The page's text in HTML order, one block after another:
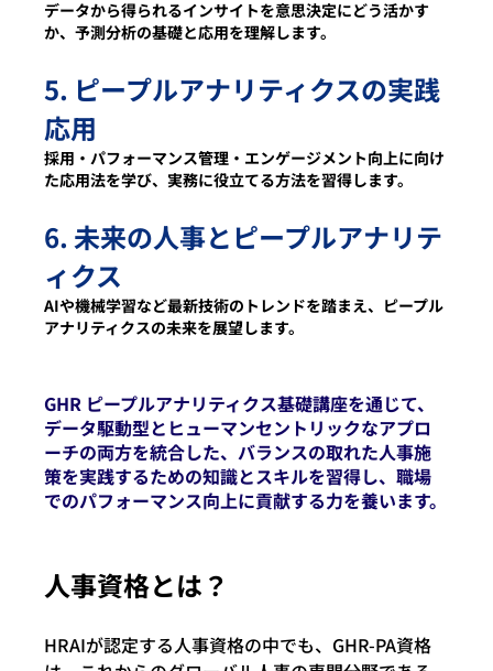
データから得られるインサイトを意思決定にどう活かす
か、予測分析の基礎と応用を理解します。
5. ピープルアナリティクスの実践
応用
採用・パフォーマンス管理・エンゲージメント向上に向け
た応用法を学び、実務に役立てる方法を習得します。
6. 未来の人事とピープルアナリテ
ィクス
AIや機械学習など最新技術のトレンドを踏まえ、ピープル
アナリティクスの未来を展望します。
GHR ピープルアナリティクス基礎講座を通じて、
データ駆動型とヒューマンセントリックなアプロ
ーチの両方を統合した、バランスの取れた人事施
策を実践するための知識とスキルを習得し、職場
でのパフォーマンス向上に貢献する力を養います。
人事資格とは？
HRAIが認定する人事資格の中でも、GHR-PA資格